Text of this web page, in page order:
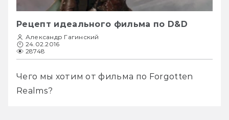
Рецепт идеального фильма по D&D
Александр Гагинский
24.02.2016
28748
Чего мы хотим от фильма по Forgotten
Realms?